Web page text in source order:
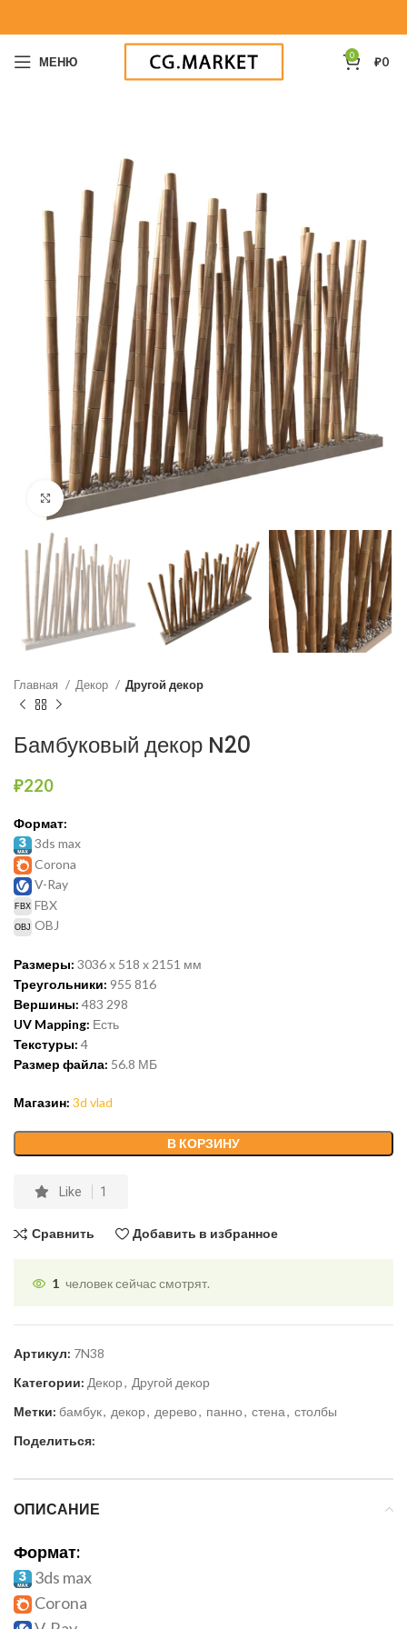
МЕНЮ 0 ₽0
Нажмите, чтобы увеличить
Главная Декор Другой декор
Бамбуковый декор N20
₽220
Формат:
3ds max
Corona
V-Ray
FBX
OBJ
Размеры: 3036 x 518 x 2151 мм
Треугольники: 955 816
Вершины: 483 298
UV Mapping: Есть
Текстуры: 4
Размер файла: 56.8 МБ
Магазин: 3d vlad
В КОРЗИНУ
Like 1
Сравнить Добавить в избранное
1 человек сейчас смотрят.
Артикул: 7N38
Категории: Декор, Другой декор
Метки: бамбук, декор, дерево, панно, стена, столбы
Поделиться:
ОПИСАНИЕ
Формат:
3ds max
Corona